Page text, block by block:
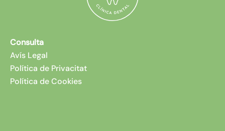
Consulta
Avís Legal
Política de Privacitat
Política de Cookies